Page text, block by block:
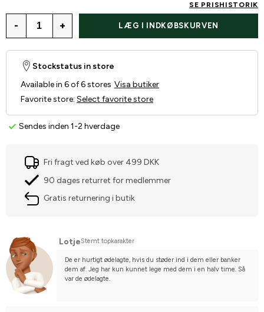
SE PRISHISTORIK
- + LÆG I INDKØBSKURVEN
Sendes inden 1-2 hverdage
Stockstatus in store
Available in 6 of 6 stores Visa butiker
Favorite store: Select favorite store
Fri fragt ved køb over 499 DKK
90 dages returret for medlemmer
Gratis returnering i butik
LotjeStemt topkarakter
De er hurtigt ødelagte, hvis du støder ind i dem eller banker
dem af. Jeg har kun kunnet lege med dem i en halv time. Så
var de ødelagte.